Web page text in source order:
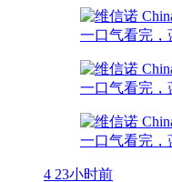
4 23小时前